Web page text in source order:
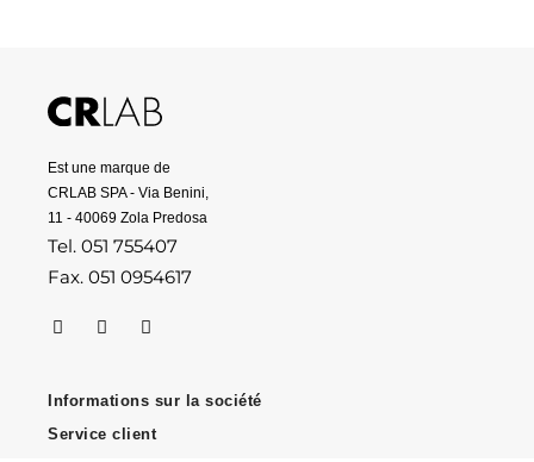
Est une marque de
CRLAB SPA - Via Benini,
11 - 40069 Zola Predosa
Tel. 051 755407
Fax. 051 0954617
Informations sur la société
Service client